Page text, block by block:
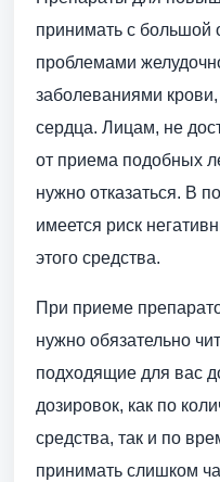
принимать с большой
проблемами
заболеваниями
сердца. Лицам, не
от приема подобных
нужно отказаться. В
имеется риск
этого средства.
При приеме
нужно обязательно
подходящие для вас
дозировок, как по
средства, так и по
принимать слишком